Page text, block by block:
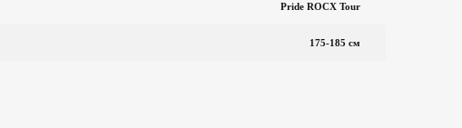
Pride ROCX Tour
175-185 см